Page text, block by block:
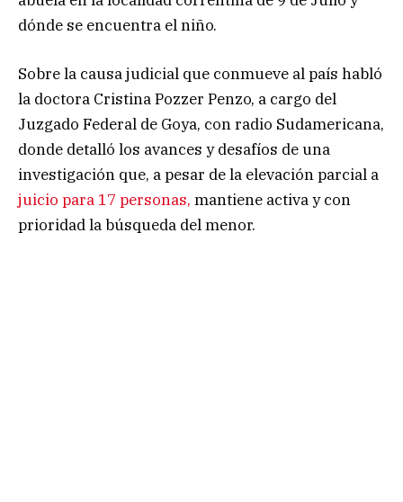
dónde se encuentra el niño.
Sobre la causa judicial que conmueve al país habló
la doctora Cristina Pozzer Penzo, a cargo del
Juzgado Federal de Goya, con radio Sudamericana,
donde detalló los avances y desafíos de una
investigación que, a pesar de la elevación parcial a
juicio para 17 personas, mantiene activa y con
prioridad la búsqueda del menor.